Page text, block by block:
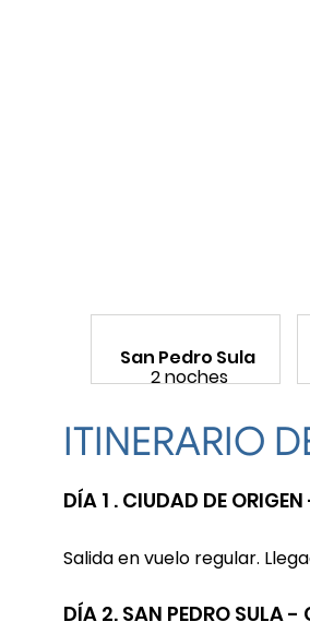
San Pedro Sula
2 noches
ITINERARIO
DÍA 1 . CIUDAD DE
Salida en vuelo regular.
DÍA 2. SAN PEDRO SULA -